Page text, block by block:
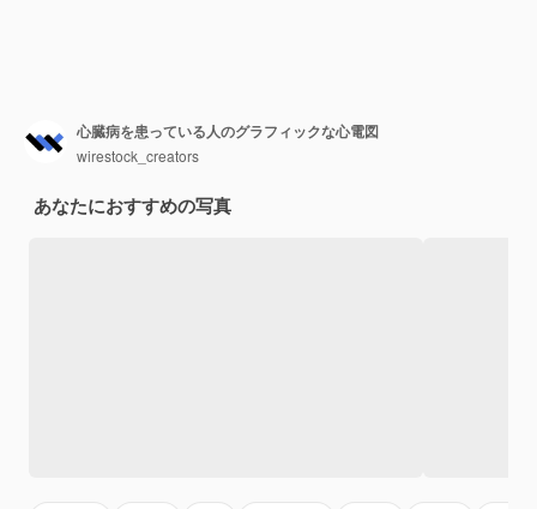
心臓病を患っている人のグラフィックな心電図
wirestock_creators
あなたにおすすめの写真